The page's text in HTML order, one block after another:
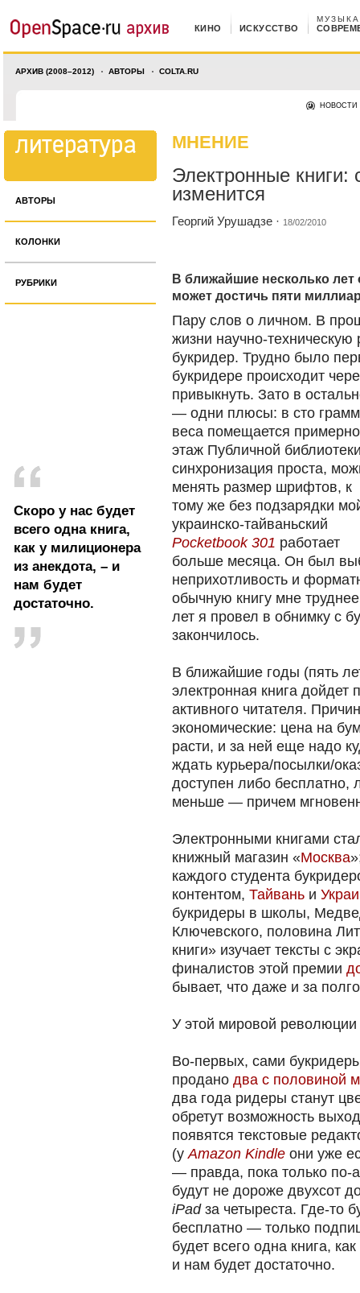
КИНО ИСКУССТВО
МУЗЫКА
АРХИВ (2008–2012) АВТОРЫ COLTA.RU
НОВОСТИ
АВТОРЫ
КОЛОНКИ
РУБРИКИ
Скоро у нас будет
всего одна книга,
как у милиционера
из анекдота, – и
нам будет
достаточно.
МНЕНИЕ
Электронные книги:
изменится
Георгий Урушадзе · 18/02/2010
В ближайшие несколько
может достичь пяти
Пару слов о личном. В
жизни научно-
букридер. Трудно было
букридере происходит
привыкнуть. Зато в
— одни плюсы: в сто грамм
веса помещается примерно
этаж Публичной
синхронизация проста,
менять размер шрифтов, к
тому же без подзарядки
украинско-тайваньский
Pocketbook 301 работает
больше месяца. Он был
неприхотливость и
обычную книгу мне
лет я провел в обнимку с
закончилось.
В ближайшие годы (пять
электронная книга дойдет
активного читателя.
экономические: цена на
расти, и за ней еще надо
ждать курьера/посылки/
доступен либо бесплатно,
меньше — причем
Электронными книгами
книжный магазин «Москва
каждого студента
контентом, Тайвань и
букридеры в школы,
Ключевского, половина
книги» изучает тексты с
финалистов этой премии
бывает, что даже и за
У этой мировой революции
Во-первых, сами
продано два с половиной
два года ридеры станут
обретут возможность
появятся текстовые
(уAmazon Kindle они уже
— правда, пока только по-
будут не дороже двухсот
iPadза четыреста. Где-то
бесплатно — только
будет всего одна книга,
и нам будет достаточно.